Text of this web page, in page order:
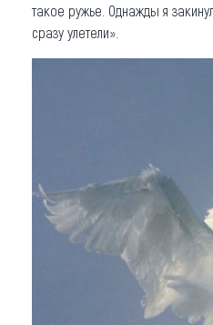
такое ружье. Однажды я
сразу улетели».